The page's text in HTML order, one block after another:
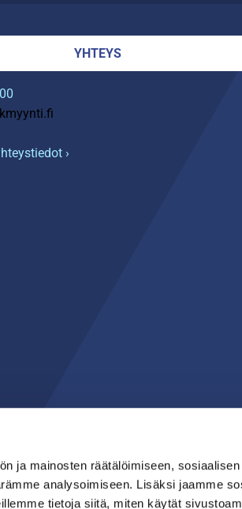
ja mainosten räätälöimiseen, sosiaalisen
analysoimiseen. Lisäksi jaamme
tietoja siitä, miten käytät
YHTEYS
›